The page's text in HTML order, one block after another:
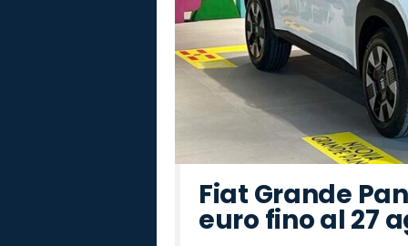
Fiat Grande
euro fino al 27